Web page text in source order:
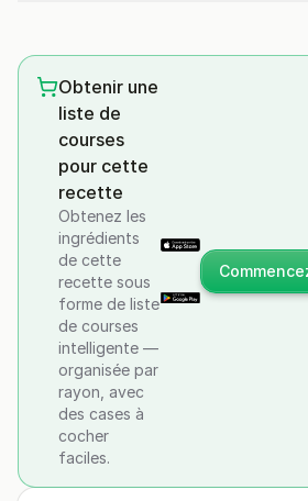
Obtenir une
liste de
courses
pour cette
recette
Obtenez les
ingrédients
de cette
recette sous
forme de liste
de courses
intelligente —
organisée par
rayon, avec
des cases à
cocher
faciles.